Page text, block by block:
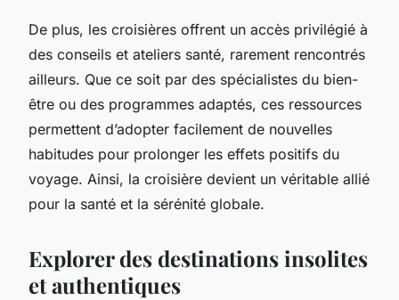
De plus, les croisières offrent un accès privilégié à
des conseils et ateliers santé, rarement rencontrés
ailleurs. Que ce soit par des spécialistes du bien-
être ou des programmes adaptés, ces ressources
permettent d’adopter facilement de nouvelles
habitudes pour prolonger les effets positifs du
voyage. Ainsi, la croisière devient un véritable allié
pour la santé et la sérénité globale.
Explorer des destinations insolites
et authentiques